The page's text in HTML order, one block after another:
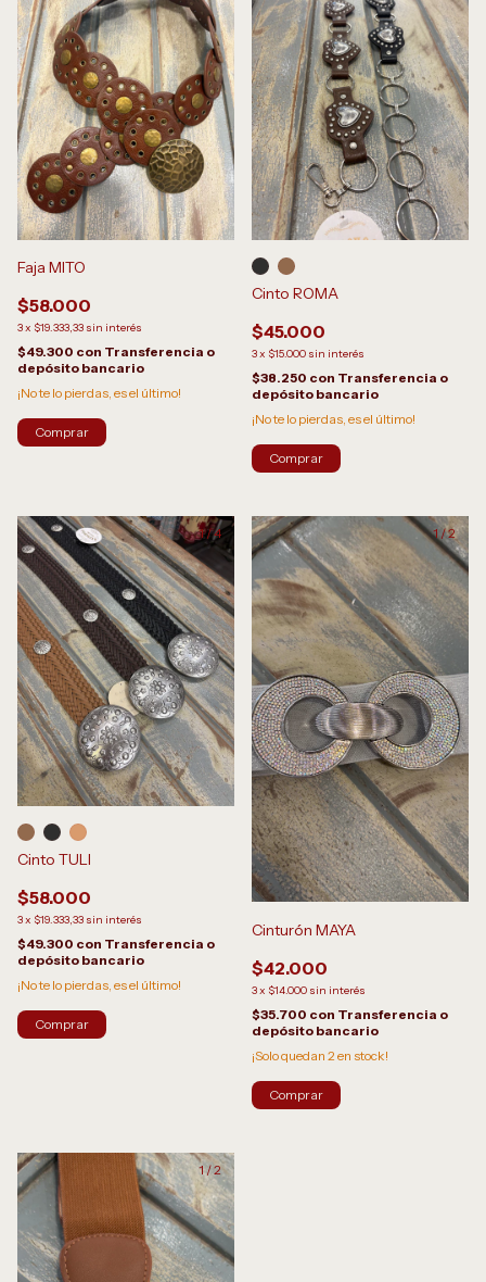
Faja MITO
$58.000
3x $19.333,33 sin interés
$49.300 con Transferencia o
depósito bancario
¡No te lo pierdas, es el último!
Cinto ROMA
$45.000
3x $15.000 sin interés
$38.250 con Transferencia o
depósito bancario
¡No te lo pierdas, es el último!
Comprar
1/4
Cinto TULI
$58.000
3x $19.333,33 sin interés
$49.300 con Transferencia o
depósito bancario
¡No te lo pierdas, es el último!
Comprar
1/2
Cinturón MAYA
$42.000
3x $14.000 sin interés
$35.700 con Transferencia o
depósito bancario
¡Solo quedan 2 en stock!
1/2